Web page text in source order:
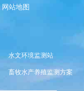
网站地图
水文环境监测站
畜牧水产养殖监测方案